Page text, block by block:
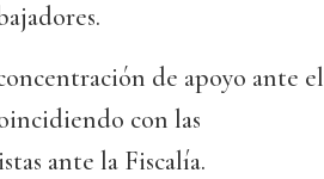
de apoyo ante el
con las
ante la Fiscalía.